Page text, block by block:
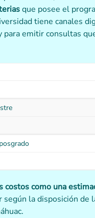
que posee el
tiene canales
para emitir consultas
costos como una
según la disposición de